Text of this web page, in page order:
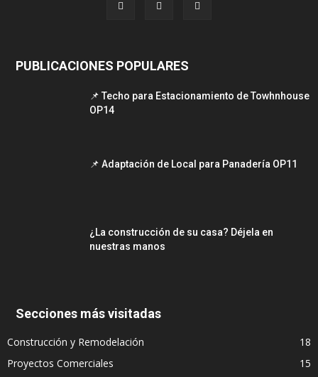
PUBLICACIONES POPULARES
📌 Techo para Estacionamiento de Towhnhouse
OP14
📌 Adaptación de Local para Panadería OP11
¿La construcción de su casa? Déjela en
nuestras manos
Secciones más visitadas
Construcción y Remodelación
18
Proyectos Comerciales
15